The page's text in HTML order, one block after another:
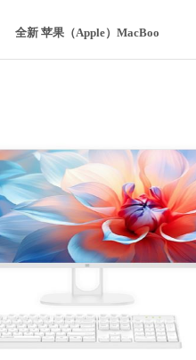
全新 苹果（Apple）MacBoo